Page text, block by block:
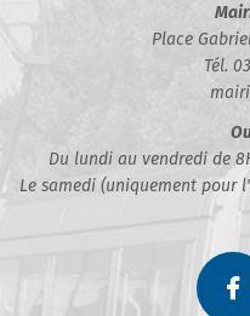
Place
Tél.
Du lundi au vendredi de
Le samedi (uniquement pour